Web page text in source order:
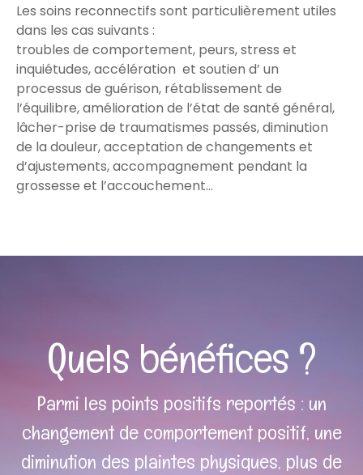
Les soins reconnectifs sont particulièrement utiles
dans les cas suivants :
troubles de comportement, peurs, stress et
inquiétudes, accélération et soutien d’ un
processus de guérison, rétablissement de
l’équilibre, amélioration de l’état de santé général,
lâcher-prise de traumatismes passés, diminution
de la douleur, acceptation de changements et
d’ajustements, accompagnement pendant la
grossesse et l’accouchement…
Quels bénéfices ?
Parmi les points positifs reportés : un
changement de comportement positif, une
diminution des plaintes physiques, plus de